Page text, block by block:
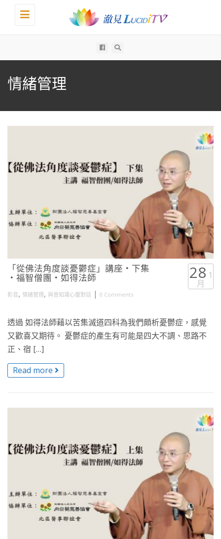
Toggle
navigation
情緒管理
「從佛法角度談憂鬱症」講座・下集
・福智僧團・如得法師
影音, 情緒管理, 與善知識心靈對話 | 0 Comments
28 1
月
透過 如得法師藉以苦集滅道四科為我們頗析憂鬱症，感覺
又歡喜又期待。 憂鬱症的產生有可能是四大不調、思路不
正、宿 […]
Read more